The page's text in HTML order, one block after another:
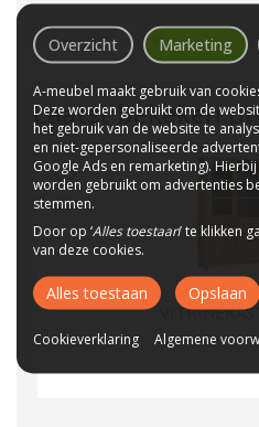
Laatst bekeken
Overzicht Marketing
A-meubel maakt gebruik van
Deze worden gebruikt om de
het gebruik van de website te
en niet-gepersonaliseerde
Google Ads en remarketing).
worden gebruikt om advertenties
stemmen.
Door op ‘Alles toestaan’ te klikken
van deze cookies.
Alles toestaan Opslaan
Cookieverklaring Algemene